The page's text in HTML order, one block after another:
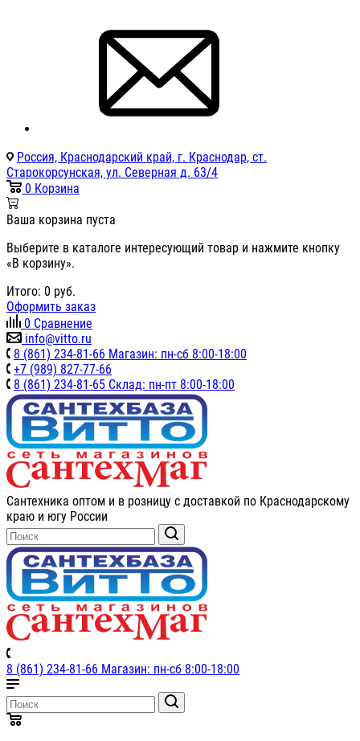
Россия, Краснодарский край, г. Краснодар, ст.
Старокорсунская, ул. Северная д. 63/4
0 Корзина
Ваша корзина пуста
Выберите в каталоге интересующий товар и нажмите кнопку
«В корзину».
Итого: 0 руб.
Оформить заказ
0 Сравнение
info@vitto.ru
8 (861) 234-81-66 Магазин: пн-сб 8:00-18:00
+7 (989) 827-77-66
8 (861) 234-81-65 Склад: пн-пт 8:00-18:00
Сантехника оптом и в розницу с доставкой по Краснодарскому
краю и югу России
8 (861) 234-81-66 Магазин: пн-сб 8:00-18:00